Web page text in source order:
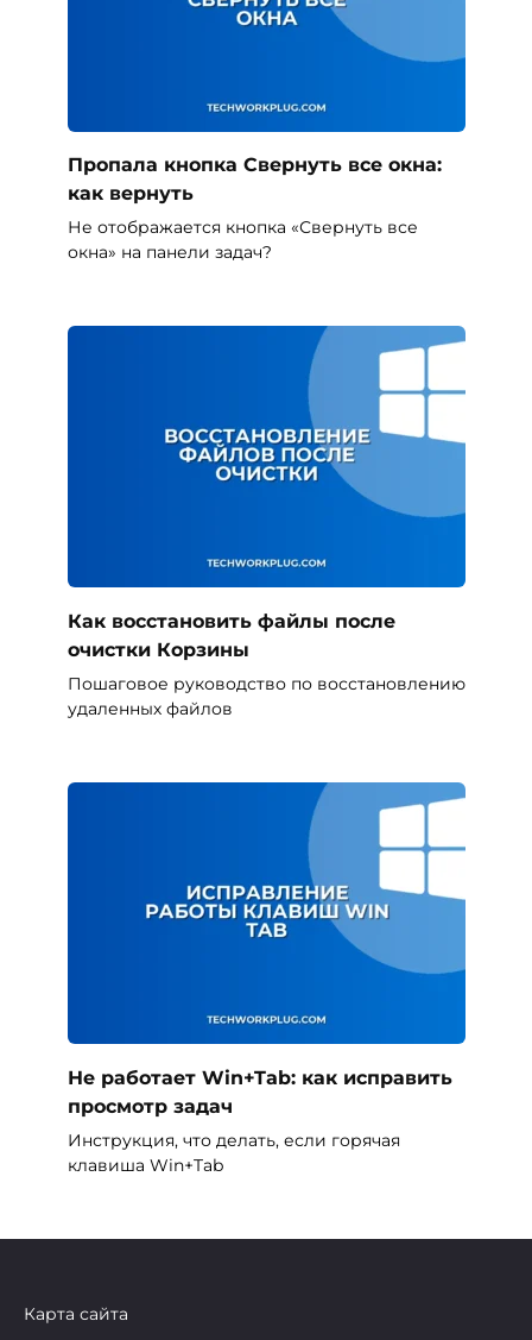
Пропала кнопка Свернуть все окна:
как вернуть
Не отображается кнопка «Свернуть все
окна» на панели задач?
Как восстановить файлы после
очистки Корзины
Пошаговое руководство по восстановлению
удаленных файлов
Не работает Win+Tab: как исправить
просмотр задач
Инструкция, что делать, если горячая
клавиша Win+Tab
Карта сайта